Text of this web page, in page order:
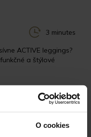
O cookies
3 minutes
ACTIVE leggings?
a štýlové